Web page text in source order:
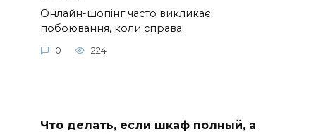
Онлайн-шопінг часто викликає
побоювання, коли справа
0 224
Что делать, если шкаф полный, а